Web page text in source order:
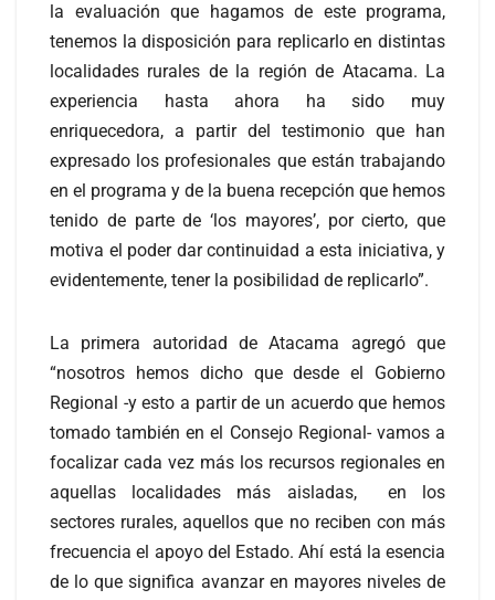
la evaluación que hagamos de este programa,
tenemos la disposición para replicarlo en distintas
localidades rurales de la región de Atacama. La
experiencia hasta ahora ha sido muy
enriquecedora, a partir del testimonio que han
expresado los profesionales que están trabajando
en el programa y de la buena recepción que hemos
tenido de parte de ‘los mayores’, por cierto, que
motiva el poder dar continuidad a esta iniciativa, y
evidentemente, tener la posibilidad de replicarlo”.
La primera autoridad de Atacama agregó que
“nosotros hemos dicho que desde el Gobierno
Regional -y esto a partir de un acuerdo que hemos
tomado también en el Consejo Regional- vamos a
focalizar cada vez más los recursos regionales en
aquellas localidades más aisladas, en los
sectores rurales, aquellos que no reciben con más
frecuencia el apoyo del Estado. Ahí está la esencia
de lo que significa avanzar en mayores niveles de